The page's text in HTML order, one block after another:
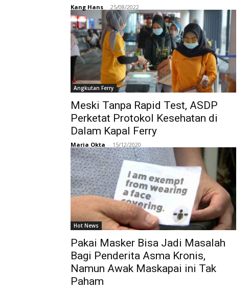
Kang Hans - 25/08/2022
Angkutan Ferry
Meski Tanpa Rapid Test, ASDP
Perketat Protokol Kesehatan di
Dalam Kapal Ferry
Maria Okta - 15/12/2020
Hot News
Pakai Masker Bisa Jadi Masalah
Bagi Penderita Asma Kronis,
Namun Awak Maskapai ini Tak
Paham